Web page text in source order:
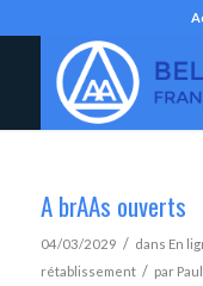
A brAAs ouverts
04/03/2029 / dans En
rétablissement / par